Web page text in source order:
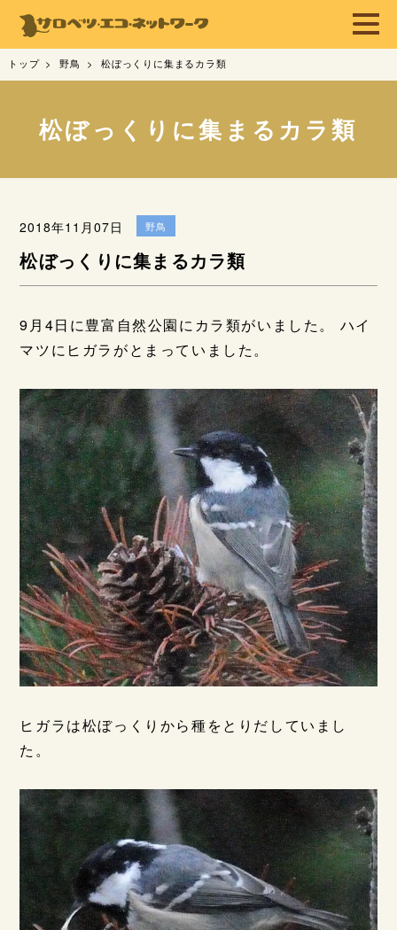
トップ 野鳥 松ぼっくりに集まるカラ類
松ぼっくりに集まるカラ類
2018年11月07日 野鳥
松ぼっくりに集まるカラ類
9月4日に豊富自然公園にカラ類がいました。 ハイ
マツにヒガラがとまっていました。
ヒガラは松ぼっくりから種をとりだしていまし
た。